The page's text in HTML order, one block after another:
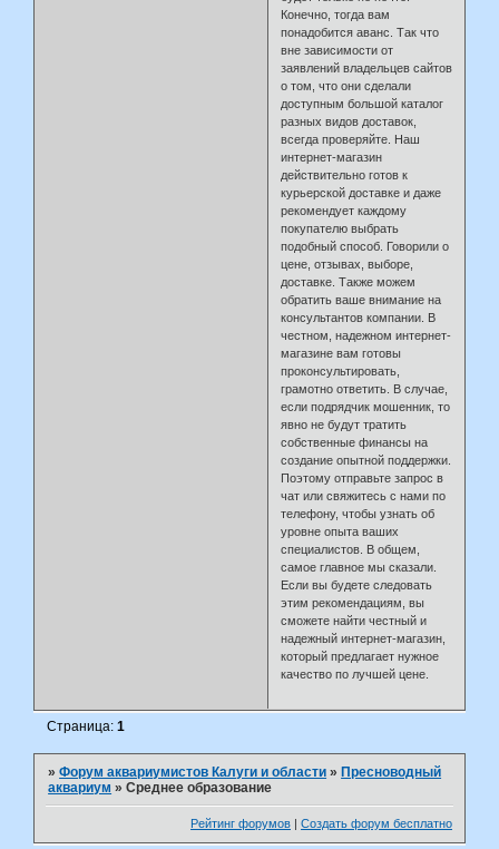
Конечно, тогда вам
понадобится аванс. Так что
вне зависимости от
заявлений владельцев сайтов
о том, что они сделали
доступным большой каталог
разных видов доставок,
всегда проверяйте. Наш
интернет-магазин
действительно готов к
курьерской доставке и даже
рекомендует каждому
покупателю выбрать
подобный способ. Говорили о
цене, отзывах, выборе,
доставке. Также можем
обратить ваше внимание на
консультантов компании. В
честном, надежном интернет-
магазине вам готовы
проконсультировать,
грамотно ответить. В случае,
если подрядчик мошенник, то
явно не будут тратить
собственные финансы на
создание опытной поддержки.
Поэтому отправьте запрос в
чат или свяжитесь с нами по
телефону, чтобы узнать об
уровне опыта ваших
специалистов. В общем,
самое главное мы сказали.
Если вы будете следовать
этим рекомендациям, вы
сможете найти честный и
надежный интернет-магазин,
который предлагает нужное
качество по лучшей цене.
Страница:1
»Форум аквариумистов Калуги и области » Пресноводный
аквариум »Среднее образование
Рейтинг форумов | Создать форум бесплатно